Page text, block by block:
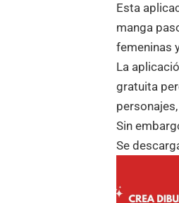
Esta
manga
femeninas
La
gratuita
Sin
Se